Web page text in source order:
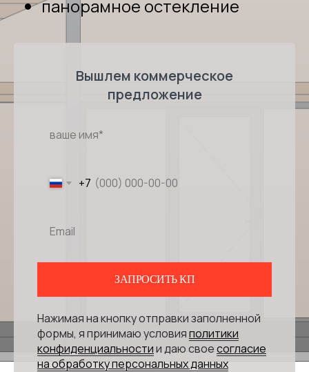
панорамное остекление
Вышлем коммерческое
предложение
+7
ЗАПРОСИТЬ КП
Нажимая на кнопку отправки заполненной
формы, я принимаю условияполитики
конфиденциальностии даю своесогласие
на обработку персональных данных